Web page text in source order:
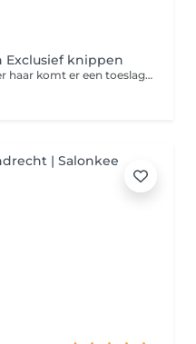
Exclusief knippen
Exclusief knippen! Let op bij dikker haar komt er een toeslag bij.